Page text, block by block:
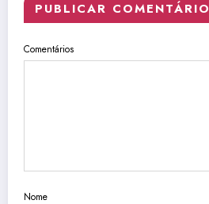
PUBLICAR COMENTÁRIO
Comentários
Nome